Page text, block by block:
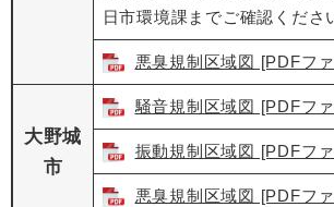
日市環境課までご確認くださ
悪臭規制区域図 [PDFフ
大野城
市
騒音規制区域図 [PDFフ
振動規制区域図 [PDFフ
悪臭規制区域図 [PDFフ